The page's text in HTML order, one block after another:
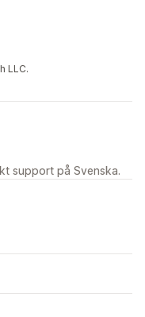
LLC.
support på Svenska.